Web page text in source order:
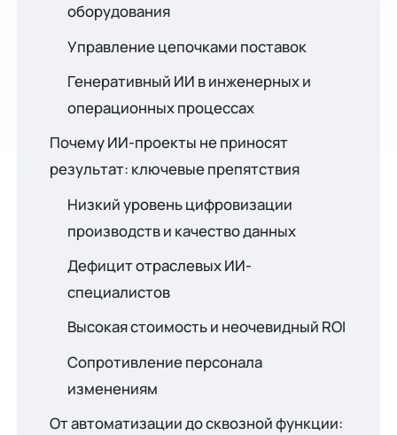
оборудования
Управление цепочками поставок
Генеративный ИИ в инженерных и
операционных процессах
Почему ИИ-проекты не приносят
результат: ключевые препятствия
Низкий уровень цифровизации
производств и качество данных
Дефицит отраслевых ИИ-
специалистов
Высокая стоимость и неочевидный ROI
Сопротивление персонала
изменениям
От автоматизации до сквозной функции: